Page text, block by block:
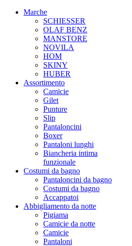
Marche
SCHIESSER
OLAF BENZ
MANSTORE
NOVILA
HOM
SKINY
HUBER
Assortimento
Camicie
Gilet
Punture
Slip
Pantaloncini
Boxer
Pantaloni lunghi
Biancheria intima
funzionale
Costumi da bagno
Pantaloncini da bagno
Costumi da bagno
Accappatoi
Abbigliamento da notte
Pigiama
Camicie da notte
Camicie
Pantaloni